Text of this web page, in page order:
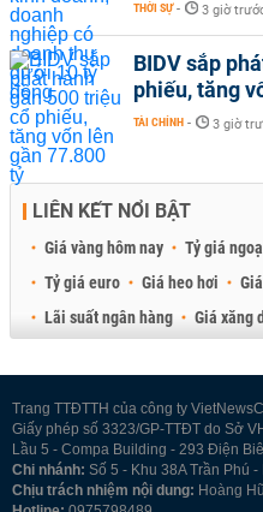
THỜI SỰ - 3 giờ
BIDV sắp
phiếu, tăng
TÀI CHÍNH - 3 giờ
LIÊN KẾT NỔI BẬT
Giá vàng hôm nay Tỷ giá
Tỷ giá euro
Giá heo hơi
Lãi suất ngân hàng
Giá xăng
Trang TTĐTTH của công ty
Giấy phép số 3323/GP-TTĐT do Sở
Lầu 5 - Compa Building - 293 Điện
Chi nhánh: Số 5 - Khu 38A Trần Phú
Chịu trách nhiệm nội dung: Hoàng